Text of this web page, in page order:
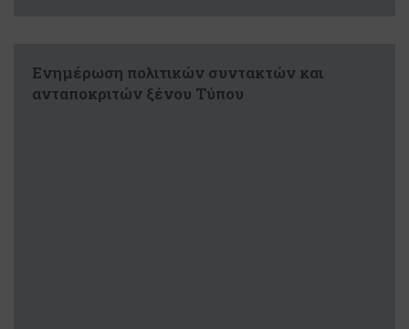
Ενημέρωση πολιτικών συντακτών και
ανταποκριτών ξένου Τύπου